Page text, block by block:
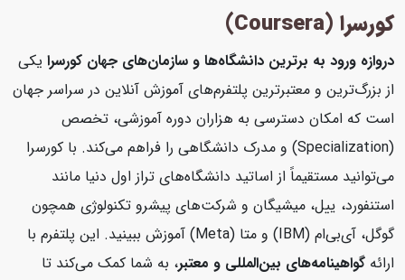
کورسرا (Coursera)
دروازه ورود به برترین دانشگاه‌ها و سازمان‌های جهان کورسرایکی
از بزرگ‌ترین و معتبرترین پلتفرم‌های آموزش آنلاین در سراسر جهان
است که امکان دسترسی به هزاران دوره آموزشی، تخصص
(Specialization) و مدرک دانشگاهی را فراهم می‌کند. با کورسرا
می‌توانید مستقیماً از اساتید دانشگاه‌های تراز اول دنیا مانند
استنفورد، ییل، میشیگان و شرکت‌های پیشرو تکنولوژی همچون
گوگل، آی‌بی‌ام (IBM) و متا (Meta) آموزش ببینید. این پلتفرم با
ارائهگواهینامه‌های بین‌المللی و معتبر، به شما کمک می‌کند تا